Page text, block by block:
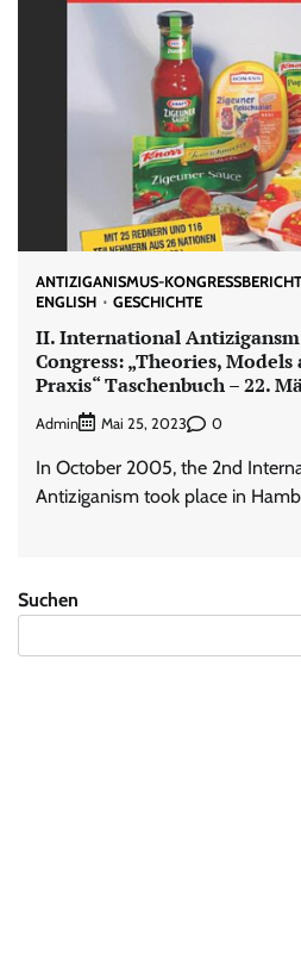
ANTIZIGANISMUS-
ENGLISH
GESCHICHTE
II. International
Congress: „Theories, Models
Praxis“ Taschenbuch – 22.
Admin Mai 25, 2023 0
In October 2005, the 2nd
Antiziganism took place in
Suchen